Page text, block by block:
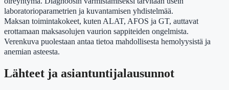
laboratorioparametrien ja kuvantamisen yhdistelmää.
Maksan toimintakokeet, kuten ALAT, AFOS ja GT, auttavat
erottamaan maksasolujen vaurion sappiteiden ongelmista.
Verenkuva puolestaan antaa tietoa mahdollisesta hemolyysistä ja
anemian asteesta.
Lähteet ja asiantuntijalausunnot